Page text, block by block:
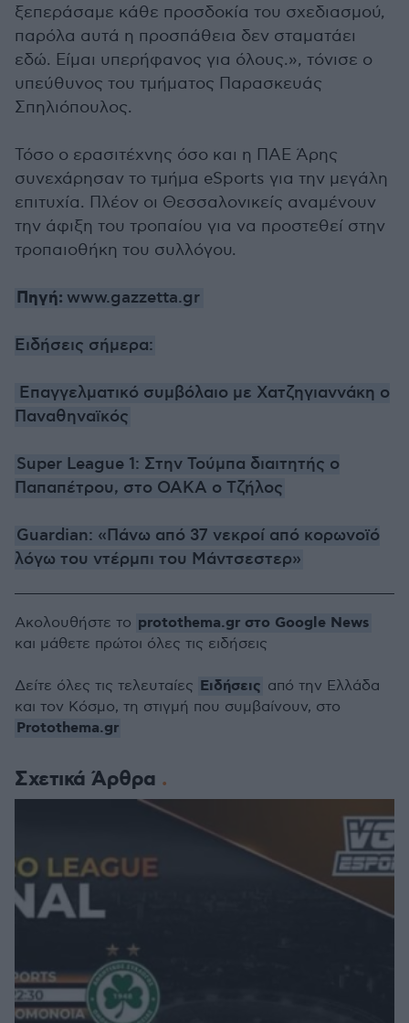
ξεπεράσαμε κάθε προσδοκία του σχεδιασμού,
παρόλα αυτά η προσπάθεια δεν σταματάει
εδώ. Είμαι υπερήφανος για όλους.», τόνισε ο
υπεύθυνος του τμήματος Παρασκευάς
Σπηλιόπουλος.
Τόσο ο ερασιτέχνης όσο και η ΠΑΕ Άρης
συνεχάρησαν το τμήμα eSports για την μεγάλη
επιτυχία. Πλέον οι Θεσσαλονικείς αναμένουν
την άφιξη του τροπαίου για να προστεθεί στην
τροπαιοθήκη του συλλόγου.
Πηγή: www.gazzetta.gr
Ειδήσεις σήμερα:
Επαγγελματικό συμβόλαιο με Χατζηγιαννάκη ο
Παναθηναϊκός
Super League 1: Στην Τούμπα διαιτητής ο
Παπαπέτρου, στο ΟΑΚΑ ο Τζήλος
Guardian: «Πάνω από 37 νεκροί από κορωνοϊό
λόγω του ντέρμπι του Μάντσεστερ»
Σχετικά Άρθρα
Ακολουθήστε το protothema.gr στο Google News
και μάθετε πρώτοι όλες τις ειδήσεις
Δείτε όλες τις τελευταίες Ειδήσεις από την Ελλάδα
και τον Κόσμο, τη στιγμή που συμβαίνουν, στο
Protothema.gr